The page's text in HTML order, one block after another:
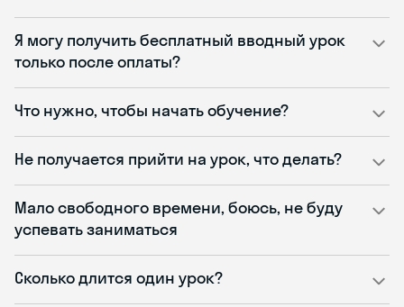
Я могу получить бесплатный вводный урок
только после оплаты?
Что нужно, чтобы начать обучение?
Не получается прийти на урок, что делать?
Мало свободного времени, боюсь, не буду
успевать заниматься
Сколько длится один урок?